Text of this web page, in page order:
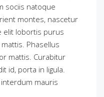
sociis natoque
montes, nascetur
elit lobortis purus
Phasellus
mattis. Curabitur
id, porta in ligula.
mauris